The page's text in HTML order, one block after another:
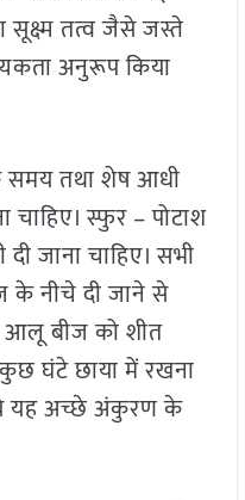
सूक्ष्म तत्व जैसे जस्ते
अनुरूप किया
समय तथा शेष आधी
चाहिए। स्फुर – पोटाश
जाना चाहिए। सभी
के नीचे दी जाने से
आलू बीज को शीत
घंटे छाया में रखना
यह अच्छे अंकुरण के